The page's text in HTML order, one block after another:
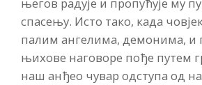
спасењу. Исто тако, када
палим ангелима, демонима, и
њихове наговоре пође путем
наш анђео чувар одступа од